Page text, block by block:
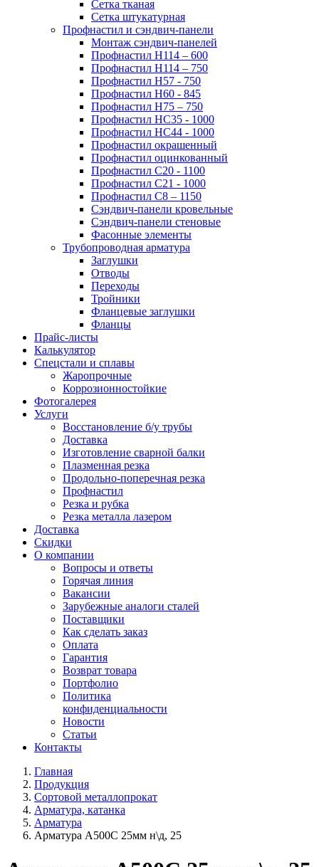
Сетка тканая
Сетка штукатурная
Профнастил и сэндвич-панели
Монтаж сэндвич-панелей
Профнастил Н114 – 600
Профнастил Н114 – 750
Профнастил Н57 - 750
Профнастил Н60 - 845
Профнастил Н75 – 750
Профнастил НС35 - 1000
Профнастил НС44 - 1000
Профнастил окрашенный
Профнастил оцинкованный
Профнастил С20 - 1100
Профнастил С21 - 1000
Профнастил С8 – 1150
Сэндвич-панели кровельные
Сэндвич-панели стеновые
Фасонные элементы
Трубопроводная арматура
Заглушки
Отводы
Переходы
Тройники
Фланцевые заглушки
Фланцы
Прайс-листы
Калькулятор
Спецстали и сплавы
Жаропрочные
Коррозионностойкие
Фотогалерея
Услуги
Восстановление б/у трубы
Доставка
Изготовление сварной балки
Плазменная резка
Продольно-поперечная резка
Профнастил
Резка и рубка
Резка металла лазером
Доставка
Скидки
О компании
Вопросы и ответы
Горячая линия
Вакансии
Зарубежные аналоги сталей
Поставщики
Как сделать заказ
Оплата
Гарантия
Возврат товара
Портфолио
Политика
конфиденциальности
Новости
Статьи
Контакты
Главная
Продукция
Сортовой металлопрокат
Арматура, катанка
Арматура
Арматура А500С 25мм н\д, 25